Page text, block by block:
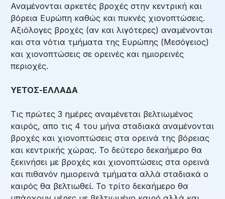
Αναμένονται αρκετές βροχές στην κεντρική και
βόρεια Ευρώπη καθώς και πυκνές χιονοπτώσεις.
Αξιόλογες βροχές (αν και λιγότερες) αναμένονται
και στα νότια τμήματα της Ευρώπης (Μεσόγειος)
και χιονοπτώσεις σε ορεινές και ημιορεινές
περιοχές.
ΥΕΤΟΣ-ΕΛΛΑΔΑ
Τις πρώτες 3 ημέρες αναμένεται βελτιωμένος
καιρός, απο τις 4 του μήνα σταδιακά αναμένονται
βροχές και χιονοπτώσεις στα ορεινά της βόρειας
και κεντρικής χώρας. Το δεύτερο δεκαήμερο θα
ξεκινήσει με βροχές και χιονοπτώσεις στα ορεινά
και πιθανόν ημιορεινά τμήματα αλλά σταδιακά ο
καιρός θα βελτιωθεί. Το τρίτο δεκαήμερο θα